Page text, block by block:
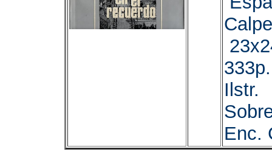
Ilstr.
Enc.